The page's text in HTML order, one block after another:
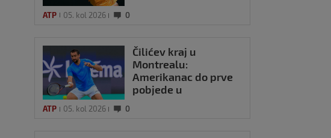
ATP 05. kol 2026 0
Čilićev kraj u
Montrealu:
Amerikanac do prve
pobjede u
ATP 05. kol 2026 0